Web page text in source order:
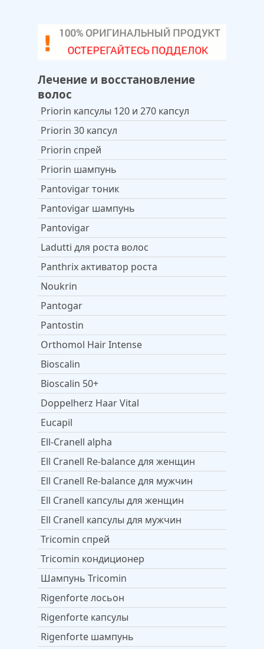
Лечение и восстановление
волос
Priorin капсулы 120 и 270 капсул
Priorin 30 капсул
Priorin спрей
Priorin шампунь
Pantovigar тоник
Pantovigar шампунь
Pantovigar
Ladutti для роста волос
Panthrix активатор роста
Noukrin
Pantogar
Pantostin
Orthomol Hair Intense
Bioscalin
Bioscalin 50+
Doppelherz Haar Vital
Eucapil
Ell-Cranell alpha
Ell Cranell Re-balance для женщин
Ell Cranell Re-balance для мужчин
Ell Cranell капсулы для женщин
Ell Cranell капсулы для мужчин
Tricomin спрей
Tricomin кондиционер
Шампунь Tricomin
Rigenforte лосьон
Rigenforte капсулы
Rigenforte шампунь